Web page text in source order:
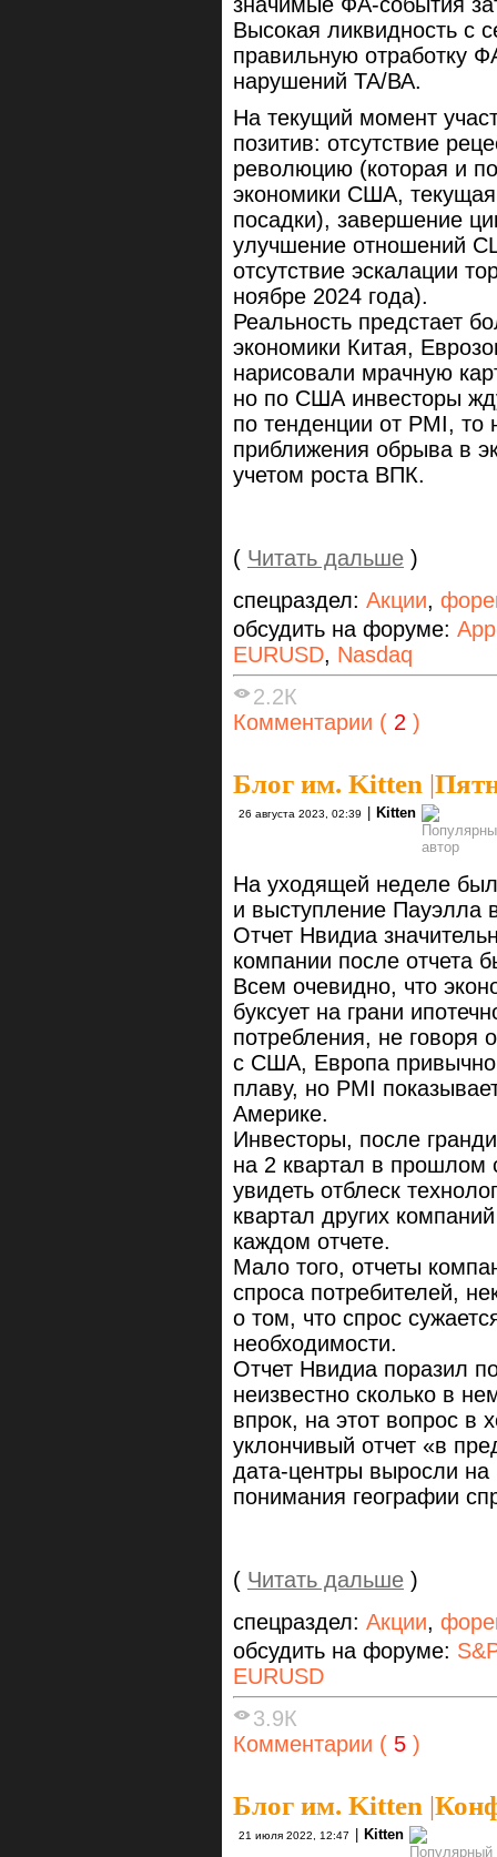
Высокая ликвидность с
правильную отработку
нарушений ТА/ВА.
На текущий момент
позитив: отсутствие
революцию (которая и
экономики США, текущая
посадки), завершение
улучшение отношений
отсутствие эскалации
ноябре 2024 года).
Реальность предстает
экономики Китая,
нарисовали мрачную
но по США инвесторы
по тенденции от PMI, то
приближения обрыва в
учетом роста ВПК.
( Читать дальше )
спецраздел: Акции,
обсудить на форуме:
EURUSD, Nasdaq
2.2К
Комментарии ( 2 )
Блог им. Kitten |
26 августа 2023, 02:39 Kitten
На уходящей неделе
и выступление Пауэлла
Отчет Нвидиа
компании после
Всем очевидно, что
буксует на грани
потребления, не говоря
с США, Европа привычно
плаву, но PMI
Америке.
Инвесторы, после
на 2 квартал в прошлом
увидеть отблеск
квартал других
каждом отчете.
Мало того, отчеты
спроса потребителей,
о том, что спрос
необходимости.
Отчет Нвидиа поразил
неизвестно сколько в
впрок, на этот вопрос в
уклончивый отчет «в
дата-центры выросли на
понимания географии
( Читать дальше )
спецраздел: Акции,
обсудить на форуме:
EURUSD
3.9К
Комментарии ( 5 )
Блог им. Kitten |
21 июля 2022, 12:47 Kitten